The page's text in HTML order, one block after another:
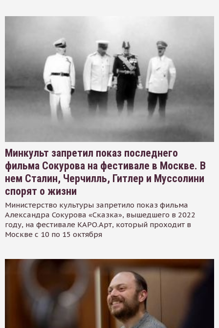
Минкульт запретил показ последнего
фильма Сокурова на фестивале в Москве. В
нем Сталин, Черчилль, Гитлер и Муссолини
спорят о жизни
Министерство культуры запретило показ фильма
Александра Сокурова «Сказка», вышедшего в 2022
году, на фестивале КАРО.Арт, который проходит в
Москве с 10 по 15 октября